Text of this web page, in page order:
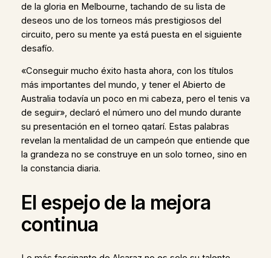
de la gloria en Melbourne, tachando de su lista de
deseos uno de los torneos más prestigiosos del
circuito, pero su mente ya está puesta en el siguiente
desafío.
«Conseguir mucho éxito hasta ahora, con los títulos
más importantes del mundo, y tener el Abierto de
Australia todavía un poco en mi cabeza, pero el tenis va
de seguir», declaró el número uno del mundo durante
su presentación en el torneo qatarí. Estas palabras
revelan la mentalidad de un campeón que entiende que
la grandeza no se construye en un solo torneo, sino en
la constancia diaria.
El espejo de la mejora
continua